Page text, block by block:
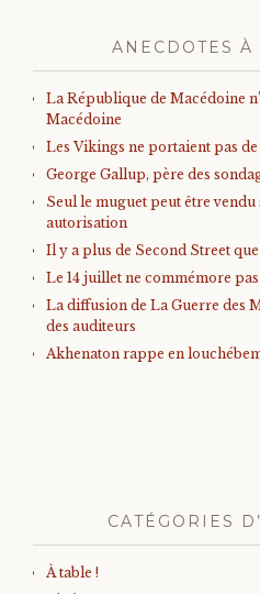
ANECDOTES À
La République de Macédoine
Macédoine
Les Vikings ne portaient pas de
George Gallup, père des
Seul le muguet peut être
autorisation
Il y a plus de Second Street
Le 14 juillet ne commémore
La diffusion de La Guerre des
des auditeurs
Akhenaton rappe en
CATÉGORIES
À table !